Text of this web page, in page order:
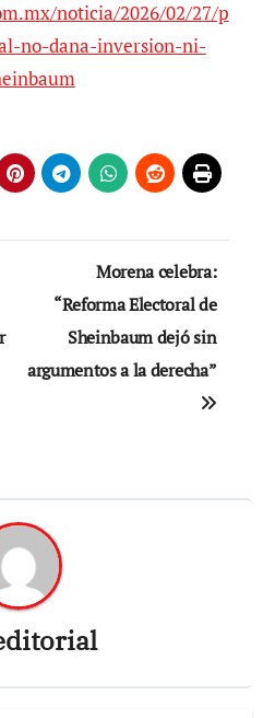
noticia/2026/02/27/p
no-dana-inversion-ni-
Morena celebra:
“Reforma Electoral de
Sheinbaum dejó sin
argumentos a la derecha”